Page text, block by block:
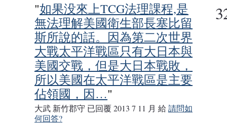
"如果没來上TCG法理課程,是
無法理解美國衛生部長塞比留
斯所說的話。因為第二次世界
大戰太平洋戰區只有大日本與
美國交戰，但是大日本戰敗，
所以美國在太平洋戰區是主要
佔領國，因…"
大武 新竹郡守 已回覆 2013 7 11 月 給請問如
何回答?